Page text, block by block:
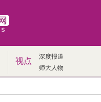
视点
深度报道
师大人物